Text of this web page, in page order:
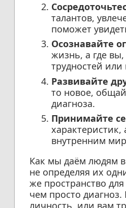
талантов,
поможет
Осознавайте
жизнь, а где
трудностей
Развивайте
то новое,
диагноза.
Принимайте
внутренним
Как мы даём людям
не определяя их
же пространство
чем просто
личность, или вам